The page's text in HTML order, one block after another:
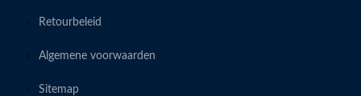
Retourbeleid
Algemene voorwaarden
Sitemap